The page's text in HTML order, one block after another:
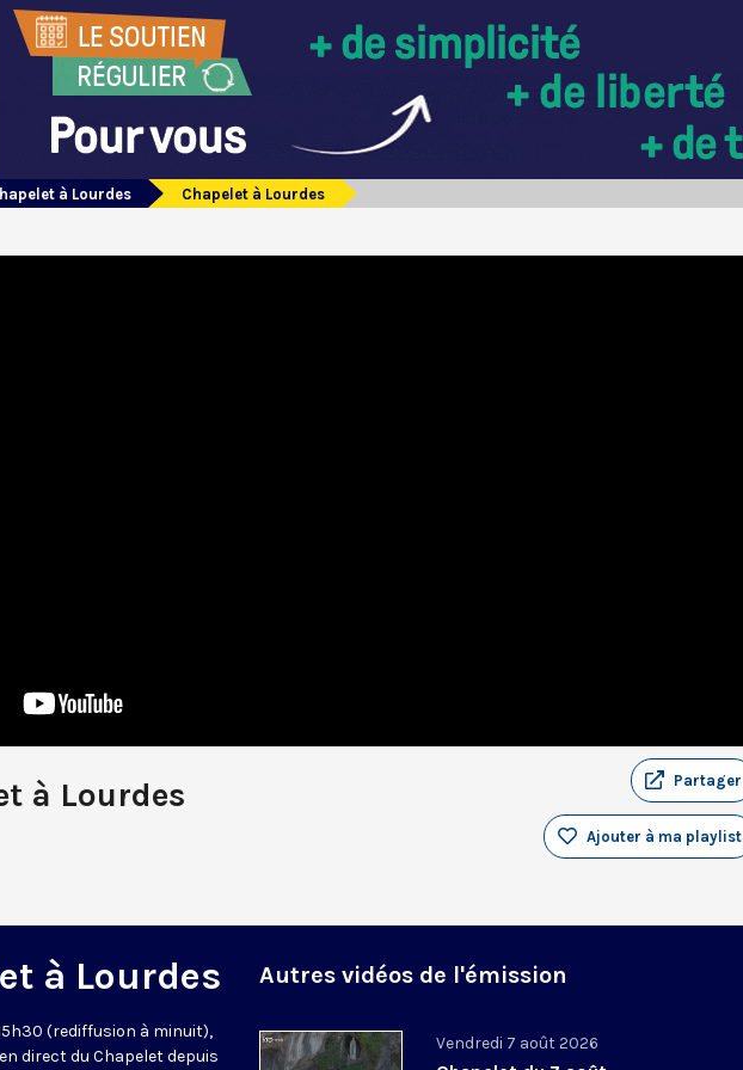
à Lourdes Chapelet à Lourdes
à Lourdes Partager
Ajouter à ma playlist
à Lourdes
(rediffusion à minuit),
direct du Chapelet depuis
Autres vidéos de l'émission
Vendredi 7 août 2026